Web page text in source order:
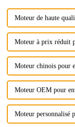
Moteur de haute
Moteur à prix réduit
Moteur chinois pour
Moteur OEM pour
Moteur personnalisé